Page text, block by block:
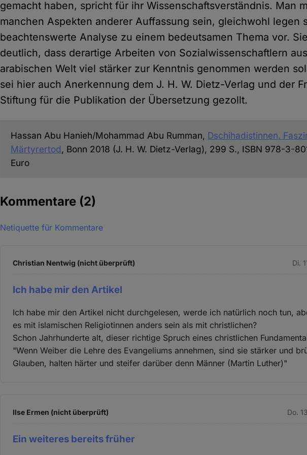
gemacht haben, spricht für ihr Wissenschaftsverständnis. Man
manchen Aspekten anderer Auffassung sein, gleichwohl legen
beachtenswerte Analyse zu einem bedeutsamen Thema vor.
deutlich, dass derartige Arbeiten von Sozialwissenschaftlern
arabischen Welt viel stärker zur Kenntnis genommen werden
sei hier auch Anerkennung dem J. H. W. Dietz-Verlag und der
Stiftung für die Publikation der Übersetzung gezollt.
Hassan Abu Hanieh/Mohammad Abu Rumman, Dschihadistinnen.
Märtyrertod, Bonn 2018 (J. H. W. Dietz-Verlag), 299 S., ISBN 978-3-
Euro
Kommentare (2)
Netiquette für Kommentare
Christian Nentwig (nicht überprüft) Di.
Ich habe mir den Artikel
Ich habe mir den Artikel nicht durchgelesen, werde ich natürlich noch tun,
es mit islamischen Religiotinnen anders sein als mit christlichen?
Schon Jahrhunderte alt, dieser richtige Spruch eines christlichen
"Wenn Weiber die Lehre des Evangeliums annehmen, sind sie stärker und
Glauben, halten härter und steifer darüber denn Männer (Martin Luther)"
Ilse Ermen (nicht überprüft) Do.
Ein weiteres bereits früher